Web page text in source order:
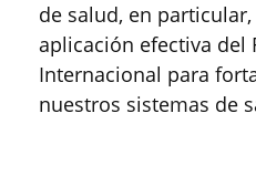
de salud, en
aplicación efectiva del
Internacional para
nuestros sistemas de